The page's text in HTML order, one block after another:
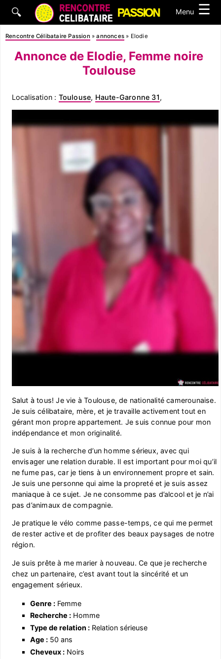
🔍 Menu ☰
Rencontre Célibataire Passion »annonces » Elodie
Annonce de Elodie, Femme noire
Toulouse
Localisation : Toulouse, Haute-Garonne 31,
Salut à tous! Je vie à Toulouse, de nationalité camerounaise.
Je suis célibataire, mère, et je travaille activement tout en
gérant mon propre appartement. Je suis connue pour mon
indépendance et mon originalité.
Je suis à la recherche d’un homme sérieux, avec qui
envisager une relation durable. Il est important pour moi qu’il
ne fume pas, car je tiens à un environnement propre et sain.
Je suis une personne qui aime la propreté et je suis assez
maniaque à ce sujet. Je ne consomme pas d’alcool et je n’ai
pas d’animaux de compagnie.
Je pratique le vélo comme passe-temps, ce qui me permet
de rester active et de profiter des beaux paysages de notre
région.
Je suis prête à me marier à nouveau. Ce que je recherche
chez un partenaire, c’est avant tout la sincérité et un
engagement sérieux.
Genre :Femme
Recherche :Homme
Type de relation :Relation sérieuse
Age :50 ans
Cheveux :Noirs